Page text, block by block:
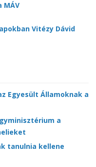
MÁV
Vitézy Dávid
Egyesült Államoknak a
a
tanulnia kellene